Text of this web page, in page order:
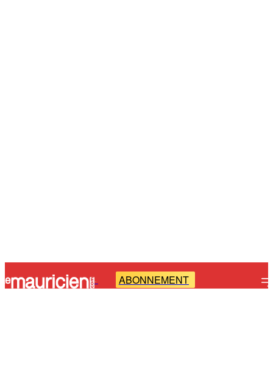
- ABONNEMENT